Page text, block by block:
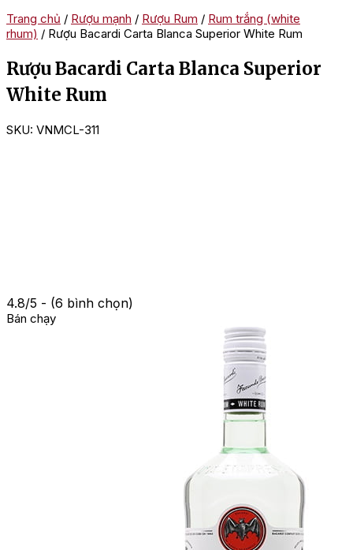
Trang chủ / Rượu mạnh / Rượu Rum / Rum trắng (white
rhum) / Rượu Bacardi Carta Blanca Superior White Rum
Rượu Bacardi Carta Blanca Superior
White Rum
SKU: VNMCL-311
4.8/5 - (6 bình chọn)
Bán chạy